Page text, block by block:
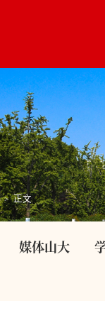
> 正文
媒体山大